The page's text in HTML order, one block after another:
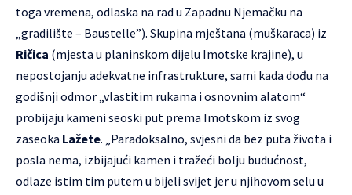
toga vremena, odlaska na rad u Zapadnu Njemačku na
„gradilište – Baustelle”). Skupina mještana (muškaraca) iz
Ričica (mjesta u planinskom dijelu Imotske krajine), u
nepostojanju adekvatne infrastrukture, sami kada dođu na
godišnji odmor „vlastitim rukama i osnovnim alatom“
probijaju kameni seoski put prema Imotskom iz svog
zaseoka Lažete. „Paradoksalno, svjesni da bez puta života i
posla nema, izbijajući kamen i tražeći bolju budućnost,
odlaze istim tim putem u bijeli svijet jer u njihovom selu u